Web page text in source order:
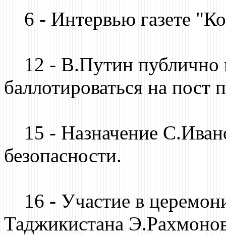
6 - Интервью газете
12 - В.Путин публично
баллотироваться на пост
15 - Назначение
безопасности.
16 - Участие в
Таджикистана